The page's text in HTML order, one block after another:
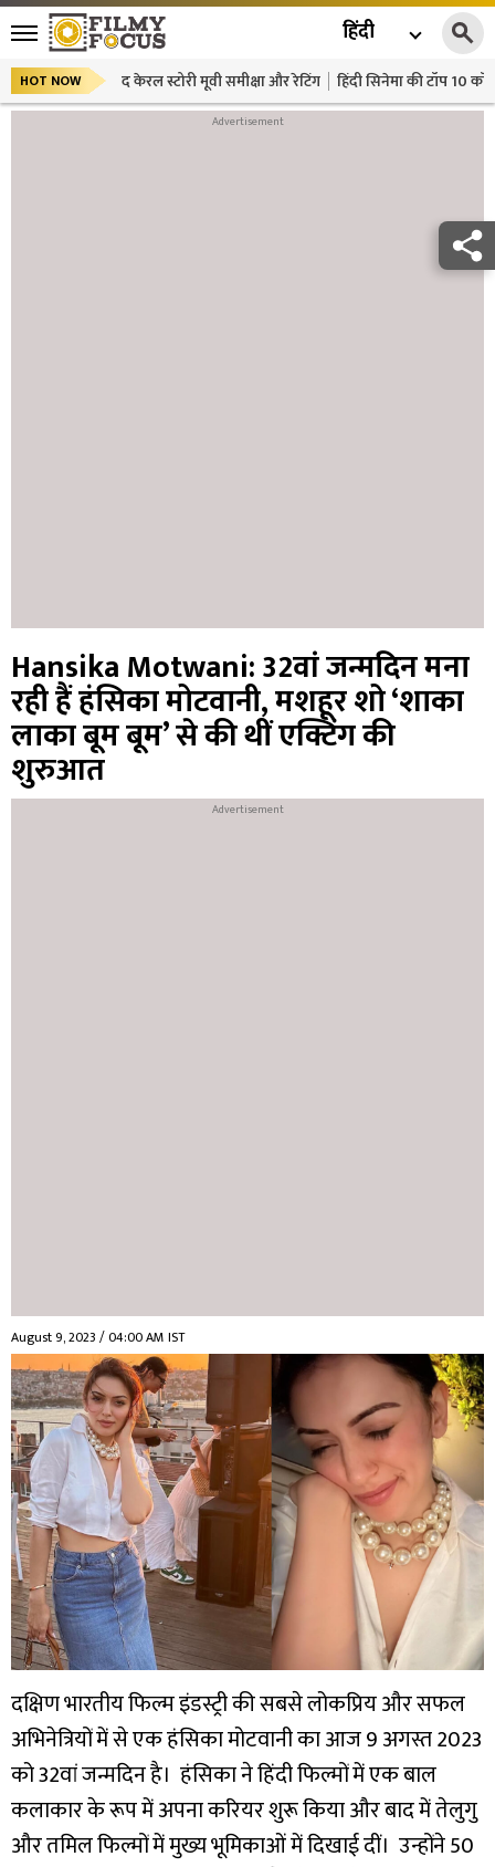
हिंदी
HOT NOW द केरल स्टोरी मूवी समीक्षा और रेटिंग हिंदी सिनेमा की टॉप 10
Hansika Motwani: 32वां जन्मदिन मना
रही हैं हंसिका मोटवानी, मशहूर शो ‘शाका
लाका बूम बूम’ से की थीं एक्टिंग की
शुरुआत
August 9, 2023 / 04:00 AM IST
दक्षिण भारतीय फिल्म इंडस्ट्री की सबसे लोकप्रिय और सफल
अभिनेत्रियों में से एक हंसिका मोटवानी का आज 9 अगस्त 2023
को 32वां जन्मदिन है। हंसिका ने हिंदी फिल्मों में एक बाल
कलाकार के रूप में अपना करियर शुरू किया और बाद में तेलुगु
और तमिल फिल्मों में मुख्य भूमिकाओं में दिखाई दीं। उन्होंने 50